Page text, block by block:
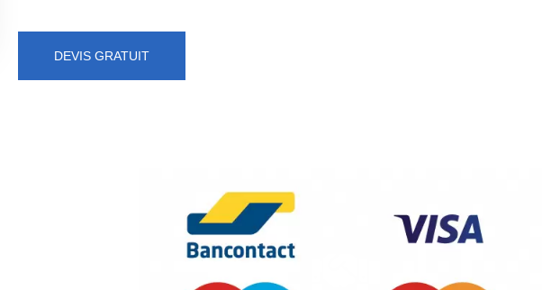
DEVIS GRATUIT